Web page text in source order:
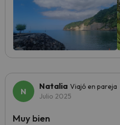
Natalia Viajó en pareja
Julio 2025
Muy bien